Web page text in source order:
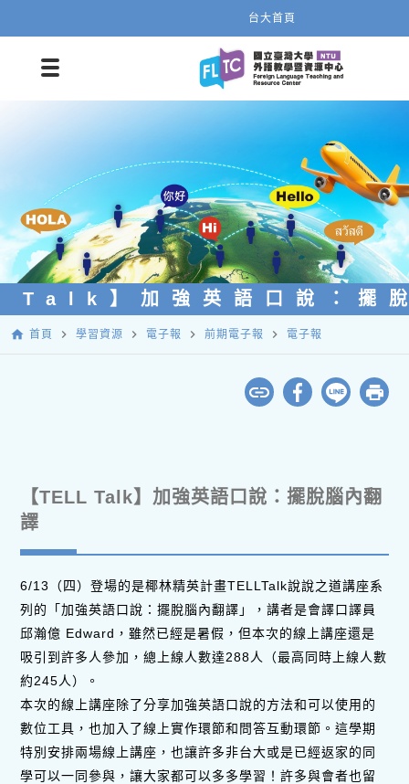
台大首頁
】加強英語口說：擺
home 首頁 navigate_next 學習資源 navigate_next 電子報 navigate_next 前期電子報 navigate_next 電子報
【TELL Talk】加強英語口說：擺脫腦內翻
譯
6/13（四）登場的是椰林精英計畫TELLTalk說說之道講座系
列的「加強英語口說：擺脫腦內翻譯」，講者是會譯口譯員
邱瀚億 Edward，雖然已經是暑假，但本次的線上講座還是
吸引到許多人參加，總上線人數達288人（最高同時上線人數
約245人）。
本次的線上講座除了分享加強英語口說的方法和可以使用的
數位工具，也加入了線上實作環節和問答互動環節。這學期
特別安排兩場線上講座，也讓許多非台大或是已經返家的同
學可以一同參與，讓大家都可以多多學習！許多與會者也留